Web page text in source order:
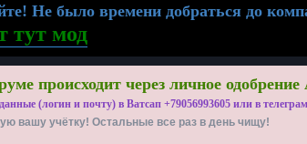
Не было времени добраться до
тут мод
происходит через личное
(логин и почту) в Ватсап +79056993605 или в
вашу учётку! Остальные все раз в день чищу!